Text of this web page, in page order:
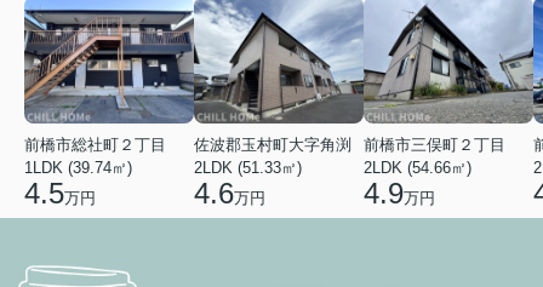
前橋市総社町２丁目
1LDK (39.74㎡)
4.5万円
佐波郡玉村町大字角渕
2LDK (51.33㎡)
4.6万円
前橋市三俣町２丁目
2LDK (54.66㎡)
4.9万円